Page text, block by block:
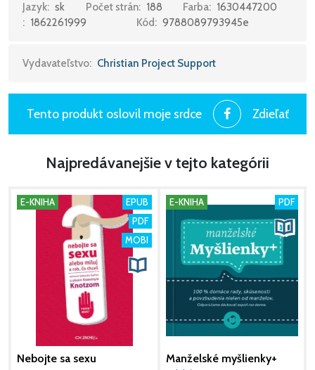
Táto kniha vám pomôže prejaviť dcére váš veľký záujem o ňu.
Pomôže vám vytvoriť puto lásky, ktoré pretrvá po celý život.
Matt Jacobson je zakladateľ stránky
Jazyk: sk Počet strán: 188 Farba: 1630447200
: 1862261999 Kód: 9788089793945e
Vydavateľstvo: Christian Project Support
Tento produkt oslovil moje srdce Zdieľať
Najpredávanejšie v tejto kategórii
E-KNIHA
EPUB
PDF
MOBI
Nebojte sa sexu
E-KNIHA PDF
Manželské myšlienky+